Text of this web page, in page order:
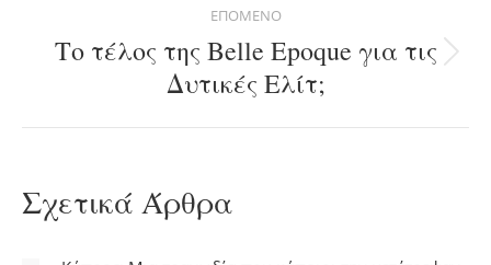
ΕΠΌΜΕΝΟ
Next
post:
Το τέλος της Belle Epoque για τις
Δυτικές Ελίτ;
Σχετικά Άρθρα